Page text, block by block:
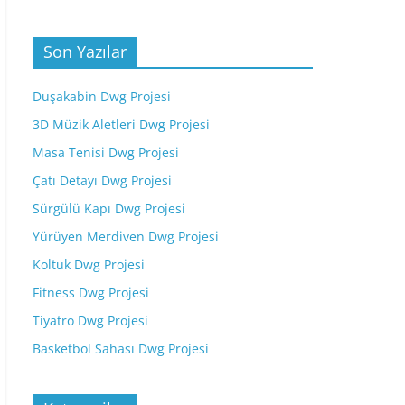
Son Yazılar
Duşakabin Dwg Projesi
3D Müzik Aletleri Dwg Projesi
Masa Tenisi Dwg Projesi
Çatı Detayı Dwg Projesi
Sürgülü Kapı Dwg Projesi
Yürüyen Merdiven Dwg Projesi
Koltuk Dwg Projesi
Fitness Dwg Projesi
Tiyatro Dwg Projesi
Basketbol Sahası Dwg Projesi